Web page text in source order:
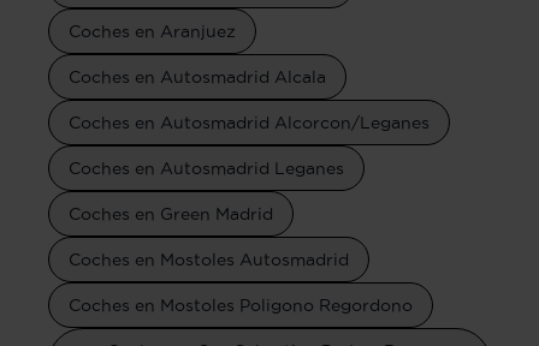
Coches en Aranjuez
Coches en Autosmadrid Alcala
Coches en Autosmadrid Alcorcon/Leganes
Coches en Autosmadrid Leganes
Coches en Green Madrid
Coches en Mostoles Autosmadrid
Coches en Mostoles Poligono Regordono